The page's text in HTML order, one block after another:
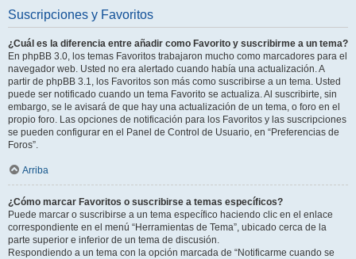
Suscripciones y Favoritos
¿Cuál es la diferencia entre añadir como Favorito y suscribirme a un tema?
En phpBB 3.0, los temas Favoritos trabajaron mucho como marcadores para el
navegador web. Usted no era alertado cuando había una actualización. A
partir de phpBB 3.1, los Favoritos son más como suscribirse a un tema. Usted
puede ser notificado cuando un tema Favorito se actualiza. Al suscribirte, sin
embargo, se le avisará de que hay una actualización de un tema, o foro en el
propio foro. Las opciones de notificación para los Favoritos y las suscripciones
se pueden configurar en el Panel de Control de Usuario, en “Preferencias de
Foros”.
Arriba
¿Cómo marcar Favoritos o suscribirse a temas específicos?
Puede marcar o suscribirse a un tema específico haciendo clic en el enlace
correspondiente en el menú “Herramientas de Tema”, ubicado cerca de la
parte superior e inferior de un tema de discusión.
Respondiendo a un tema con la opción marcada de “Notificarme cuando se